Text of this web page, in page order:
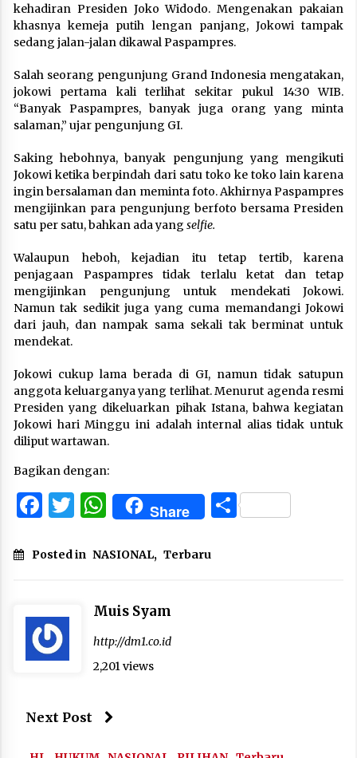
kehadiran Presiden Joko Widodo. Mengenakan pakaian
khasnya kemeja putih lengan panjang, Jokowi tampak
sedang jalan-jalan dikawal Paspampres.
Salah seorang pengunjung Grand Indonesia mengatakan,
jokowi pertama kali terlihat sekitar pukul 14:30 WIB.
“Banyak Paspampres, banyak juga orang yang minta
salaman,” ujar pengunjung GI.
Saking hebohnya, banyak pengunjung yang mengikuti
Jokowi ketika berpindah dari satu toko ke toko lain karena
ingin bersalaman dan meminta foto. Akhirnya Paspampres
mengijinkan para pengunjung berfoto bersama Presiden
satu per satu, bahkan ada yang selfie.
Walaupun heboh, kejadian itu tetap tertib, karena
penjagaan Paspampres tidak terlalu ketat dan tetap
mengijinkan pengunjung untuk mendekati Jokowi.
Namun tak sedikit juga yang cuma memandangi Jokowi
dari jauh, dan nampak sama sekali tak berminat untuk
mendekat.
Jokowi cukup lama berada di GI, namun tidak satupun
anggota keluarganya yang terlihat. Menurut agenda resmi
Presiden yang dikeluarkan pihak Istana, bahwa kegiatan
Jokowi hari Minggu ini adalah internal alias tidak untuk
diliput wartawan.
Bagikan dengan:
Facebook
Twitter
WhatsApp
Share Share
Posted in NASIONAL, Terbaru
Muis Syam
http://dm1.co.id
2,201 views
Next Post